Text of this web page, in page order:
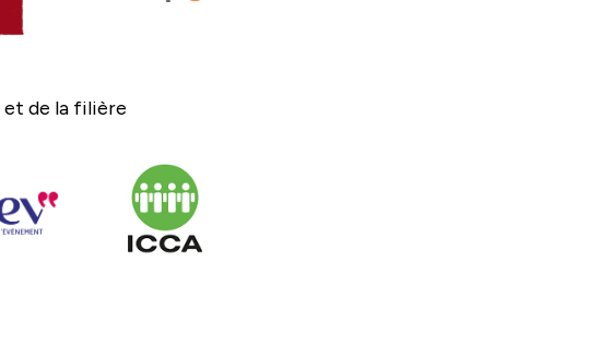
et de la filière